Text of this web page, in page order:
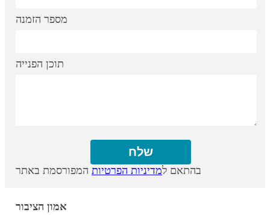
מספר הזמנה
תוכן הפנייה
בהתאם למדיניות הפרטיות המפורסמת באתר
אמון הציבור